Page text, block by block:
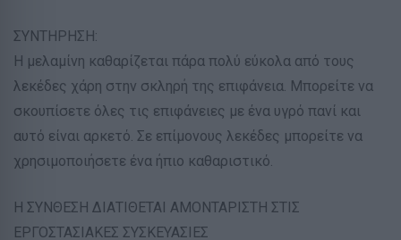
ΣΥΝΤΗΡΗΣΗ:
Η μελαμίνη καθαρίζεται πάρα πολύ εύκολα από τους
λεκέδες χάρη στην σκληρή της επιφάνεια. Μπορείτε να
σκουπίσετε όλες τις επιφάνειες με ένα υγρό πανί και
αυτό είναι αρκετό. Σε επίμονους λεκέδες μπορείτε να
χρησιμοποιήσετε ένα ήπιο καθαριστικό.
Η ΣΥΝΘΕΣΗ ΔΙΑΤΙΘΕΤΑΙ ΑΜΟΝΤΑΡΙΣΤΗ ΣΤΙΣ
ΕΡΓΟΣΤΑΣΙΑΚΕΣ ΣΥΣΚΕΥΑΣΙΕΣ